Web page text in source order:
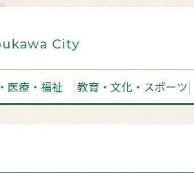
医療・福祉 教育・文化・スポーツ